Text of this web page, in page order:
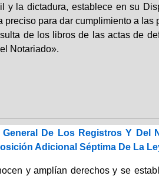
la dictadura, establece en su
para dar cumplimiento a las
de los libros de las actas de
Notariado».
De Los Registros Y Del
Adicional Séptima De La
y amplían derechos y se